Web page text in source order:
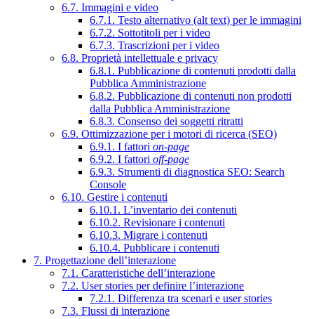
6.7. Immagini e video
6.7.1. Testo alternativo (alt text) per le immagini
6.7.2. Sottotitoli per i video
6.7.3. Trascrizioni per i video
6.8. Proprietà intellettuale e privacy
6.8.1. Pubblicazione di contenuti prodotti dalla
Pubblica Amministrazione
6.8.2. Pubblicazione di contenuti non prodotti
dalla Pubblica Amministrazione
6.8.3. Consenso dei soggetti ritratti
6.9. Ottimizzazione per i motori di ricerca (SEO)
6.9.1. I fattori on-page
6.9.2. I fattori off-page
6.9.3. Strumenti di diagnostica SEO: Search
Console
6.10. Gestire i contenuti
6.10.1. L’inventario dei contenuti
6.10.2. Revisionare i contenuti
6.10.3. Migrare i contenuti
6.10.4. Pubblicare i contenuti
7. Progettazione dell’interazione
7.1. Caratteristiche dell’interazione
7.2. User stories per definire l’interazione
7.2.1. Differenza tra scenari e user stories
7.3. Flussi di interazione